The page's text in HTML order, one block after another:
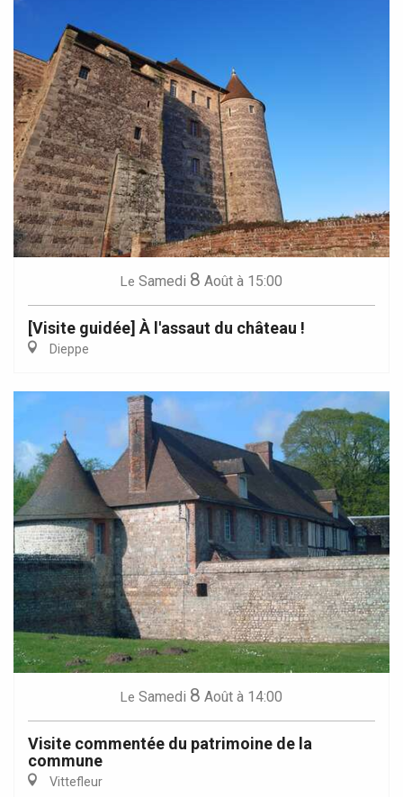
Le Samedi 8 Août à 15:00
[Visite guidée] À l'assaut du château !
Dieppe
Le Samedi 8 Août à 14:00
Visite commentée du patrimoine de la
commune
Vittefleur